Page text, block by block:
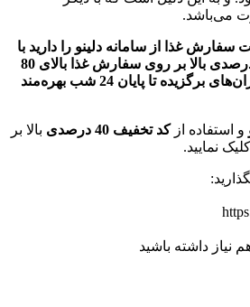
می‌باشد.
غذا از سامانه دلینو را دارید با
استفاده از کد تخفیف 40 درصدی بالا بر روی سفارش غذا بالای 80
هزار تومانی خود از رستوران‌های برگزیده تا پایان 24 شب بهره‌مند
و استفاده ازکد تخفیف 40 درصدی
بالا بر
نمایید.
نیاز داشته باشید